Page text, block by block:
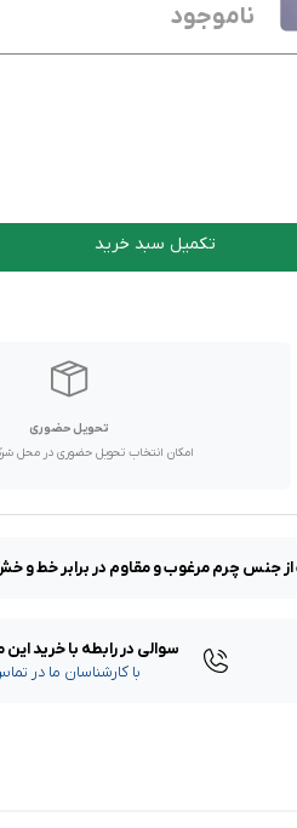
ناموجود
تکمیل سبد خرید
تحویل حضوری
امکان انتخاب تحویل حضوری در محل
سوالی در رابطه با خرید
با کارشناسان ما در